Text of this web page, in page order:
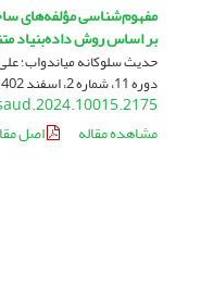
مفهوم‌شناسی مؤلفه‌های
بر اساس روش داده‌بنیاد
حدیث سلوکانه میاندواب؛
دوره 11، شماره 2، اسفند 1402، صفحه
مشاهده مقاله
اصل